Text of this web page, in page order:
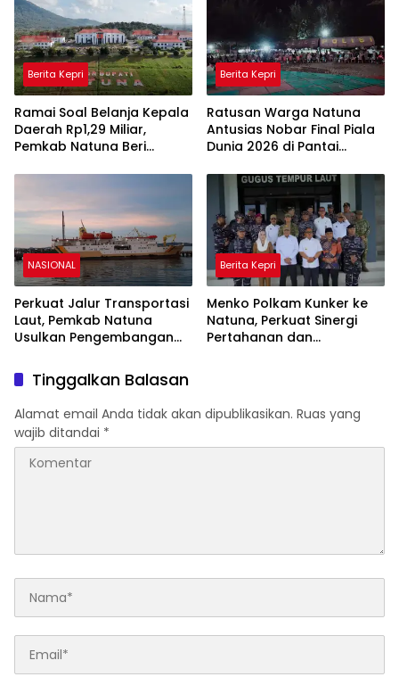
Berita Kepri
Ramai Soal Belanja Kepala
Daerah Rp1,29 Miliar,
Pemkab Natuna Beri
Berita Kepri
Ratusan Warga Natuna
Antusias Nobar Final Piala
Dunia 2026 di Pantai
NASIONAL
Perkuat Jalur Transportasi
Laut, Pemkab Natuna
Usulkan Pengembangan
Berita Kepri
Menko Polkam Kunker ke
Natuna, Perkuat Sinergi
Pertahanan dan
Tinggalkan Balasan
Alamat email Anda tidak akan dipublikasikan. Ruas yang
wajib ditandai *